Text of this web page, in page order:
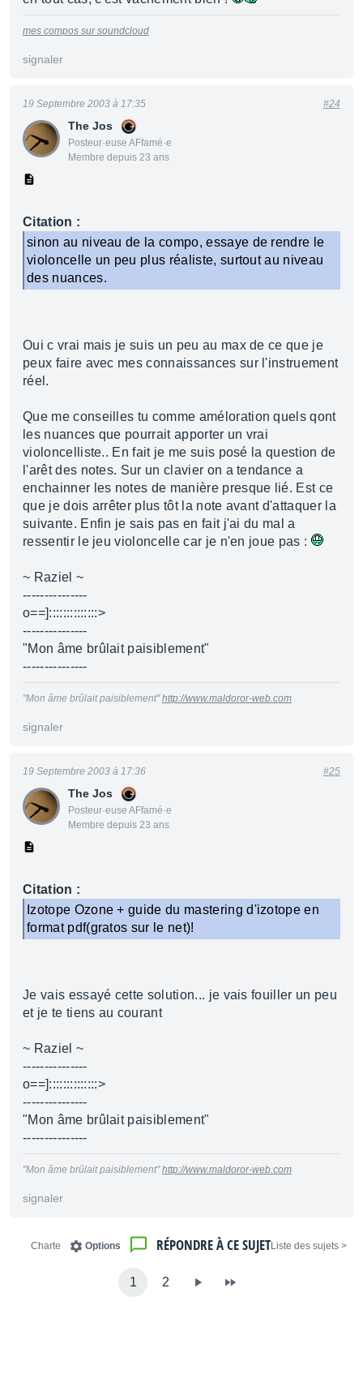
mes compos sur soundcloud
signaler
The Jos
Posteur·euse AFfamé·e
Membre depuis 23 ans
19 Septembre 2003 à 17:35 #24
Citation :
sinon au niveau de la compo, essaye de rendre le
violoncelle un peu plus réaliste, surtout au niveau
des nuances.
Oui c vrai mais je suis un peu au max de ce que je
peux faire avec mes connaissances sur l'instruement
réel.
Que me conseilles tu comme améloration quels qont
les nuances que pourrait apporter un vrai
violoncelliste.. En fait je me suis posé la question de
l'arêt des notes. Sur un clavier on a tendance a
enchainner les notes de manière presque lié. Est ce
que je dois arrêter plus tôt la note avant d'attaquer la
suivante. Enfin je sais pas en fait j'ai du mal a
ressentir le jeu violoncelle car je n'en joue pas :
~ Raziel ~
---------------
o==]::::::::::::::>
---------------
"Mon âme brûlait paisiblement"
---------------
"Mon âme brûlait paisiblement"http://www.maldoror-web.com
signaler
The Jos
Posteur·euse AFfamé·e
Membre depuis 23 ans
19 Septembre 2003 à 17:36 #25
Citation :
Izotope Ozone + guide du mastering d'izotope en
format pdf(gratos sur le net)!
Je vais essayé cette solution... je vais fouiller un peu
et je te tiens au courant
~ Raziel ~
---------------
o==]::::::::::::::>
---------------
"Mon âme brûlait paisiblement"
---------------
"Mon âme brûlait paisiblement"http://www.maldoror-web.com
signaler
< Liste des sujets
RÉPONDRE À CE SUJET
Options
Charte
1 2